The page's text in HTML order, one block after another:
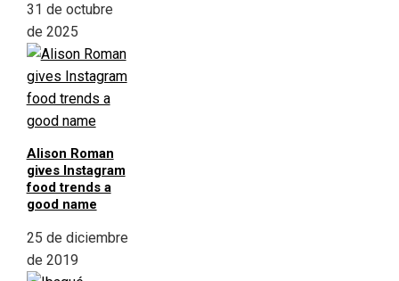
31 de octubre
de 2025
Alison Roman
gives Instagram
food trends a
good name
25 de diciembre
de 2019